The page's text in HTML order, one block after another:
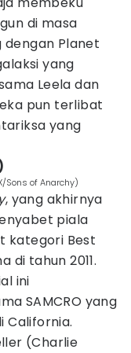
di masa
dengan Planet
yang
Leela dan
pun terlibat
yang
Sons of Anarchy)
, yang akhirnya
piala
kategori Best
di tahun 2011.
ini
SAMCRO yang
California.
(Charlie